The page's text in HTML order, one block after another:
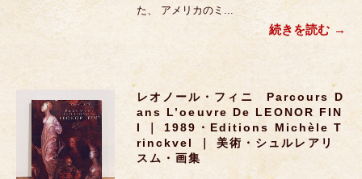
た、 アメリカのミ...
続きを読む
レオノール・フィニ Parcours D
Ans L’oeuvre De LEONOR FIN
I ｜ 1989・Editions Michèle T
Rinckvel ｜ 美術・シュルレアリ
スム・画集